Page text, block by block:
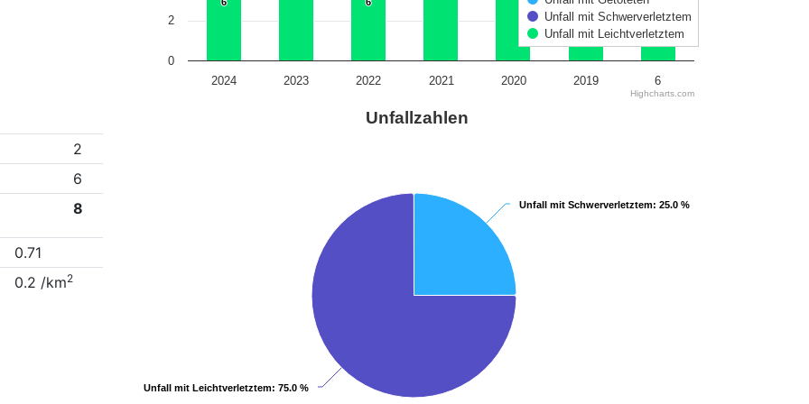
4
4
2
2
Unfall mit Schwerverletztem
Unfall mit Leichtverletztem
2024 2023 2022 2021 2020 2019 6
0
2
Highcharts.com
2
6
8
0.71
0.2 /km2
Unfallzahlen
Unfall mit Schwerverletztem: 25.0 %
Unfall mit Schwerverletztem: 25.0 %
Unfall mit Leichtverletztem: 75.0 %
Unfall mit Leichtverletztem: 75.0 %